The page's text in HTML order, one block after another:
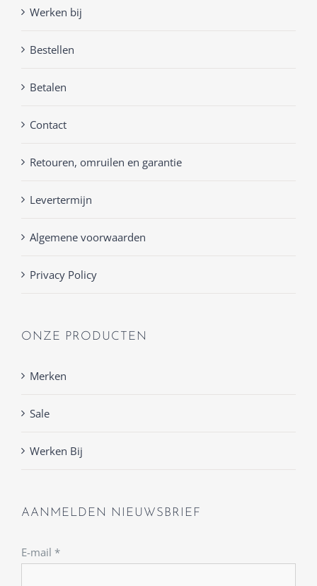
Werken bij
Bestellen
Betalen
Contact
Retouren, omruilen en garantie
Levertermijn
Algemene voorwaarden
Privacy Policy
ONZE PRODUCTEN
Merken
Sale
Werken Bij
AANMELDEN NIEUWSBRIEF
E-mail *